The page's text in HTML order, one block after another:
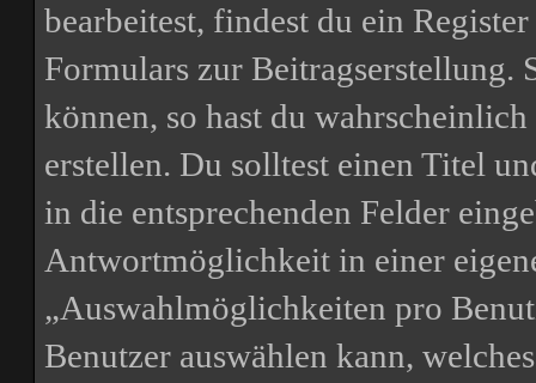
bearbeitest, findest du ein
Formulars zur Beitragserstellung.
können, so hast du
erstellen. Du solltest einen Titel
in die entsprechenden Felder
Antwortmöglichkeit in einer
„Auswahlmöglichkeiten pro
Benutzer auswählen kann,